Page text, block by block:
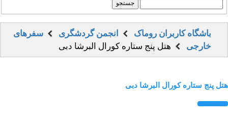
باشگاه کاربران روماک انجمن گردشگری
سفرهای
خارجی
هتل پنج ستاره کورال البرشا دبی
هتل پنج ستاره کورال البرشا دبی